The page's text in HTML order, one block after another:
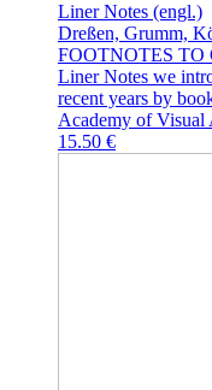
Liner Notes (engl.)
Dreßen, Grumm,
FOOTNOTES TO
Liner Notes we
recent years by
Academy of Visual
15.50 €